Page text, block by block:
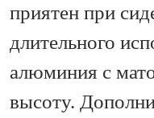
приятен при
длительного
алюминия с
высоту.